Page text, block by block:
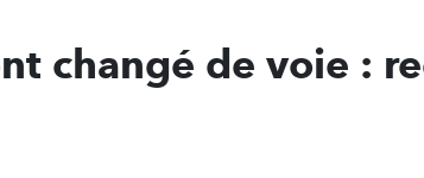
changé de voie :